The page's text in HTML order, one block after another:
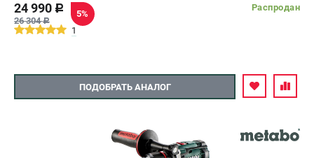
24 990 c
26 304c
5%
Распродан
1
ПОДОБРАТЬ АНАЛОГ